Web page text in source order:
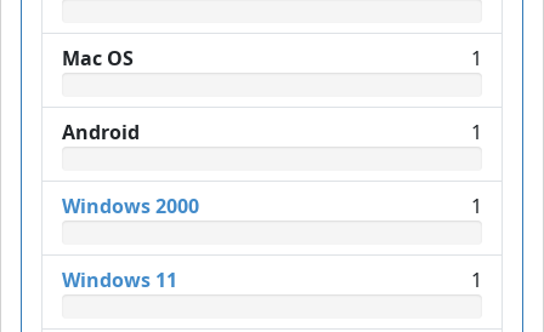
Mac OS 1
Android 1
Windows 2000 1
Windows 11 1